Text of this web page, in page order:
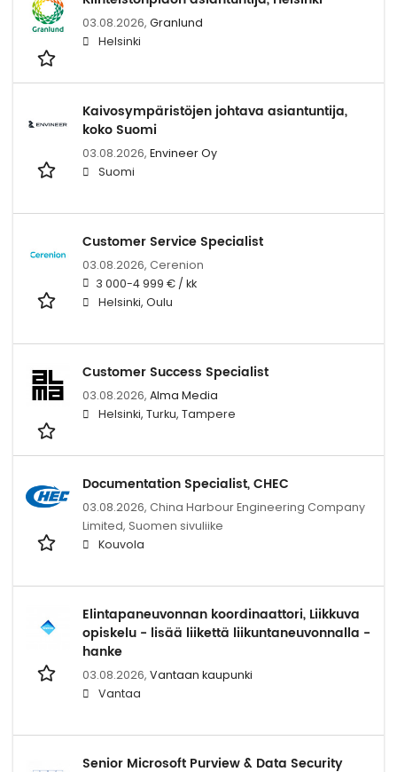
03.08.2026, Granlund
Helsinki
Kaivosympäristöjen johtava asiantuntija,
koko Suomi
03.08.2026, Envineer Oy
Suomi
Customer Service Specialist
03.08.2026, Cerenion
3 000-4 999 € / kk
Helsinki, Oulu
Customer Success Specialist
03.08.2026, Alma Media
Helsinki, Turku, Tampere
Documentation Specialist, CHEC
03.08.2026, China Harbour Engineering Company
Limited, Suomen sivuliike
Kouvola
Elintapaneuvonnan koordinaattori, Liikkuva
opiskelu - lisää liikettä liikuntaneuvonnalla -
hanke
03.08.2026, Vantaan kaupunki
Vantaa
Senior Microsoft Purview & Data Security